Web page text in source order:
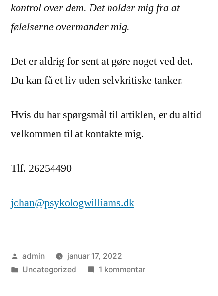
kontrol over dem. Det holder mig fra at
følelserne overmander mig.
Det er aldrig for sent at gøre noget ved det.
Du kan få et liv uden selvkritiske tanker.
Hvis du har spørgsmål til artiklen, er du altid
velkommen til at kontakte mig.
Tlf. 26254490
johan@psykologwilliams.dk
Posted
by
admin
januar 17, 2022
Posted
Uncategorized 1 kommentartil